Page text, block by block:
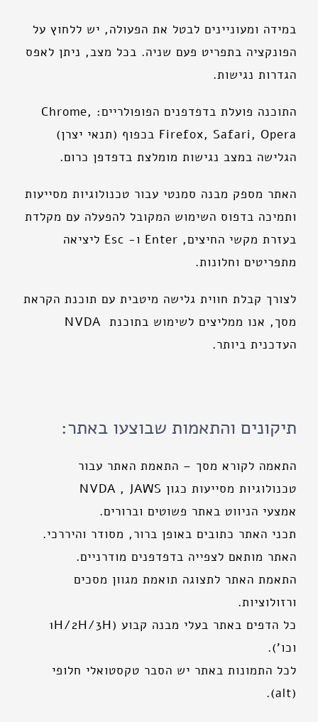
במידה ומעוניינים לבטל את הפעולה, יש ללחוץ על
הפונקציה בתפריט פעם שניה. בכל מצב, ניתן לאפס
הגדרות נגישות.
התוכנה פועלת בדפדפנים הפופולריים: Chrome,
Firefox, Safari, Opera בכפוף (תנאי יצרן)
הגלישה במצב נגישות מומלצת בדפדפן כרום.
האתר מספק מבנה סמנטי עבור טכנולוגיות מסייעות
ותמיכה בדפוס השימוש המקובל להפעלה עם מקלדת
בעזרת מקשי החיצים, Enter ו- Esc ליציאה
מתפריטים וחלונות.
לצורך קבלת חווית גלישה מיטבית עם תוכנת הקראת
מסך, אנו ממליצים לשימוש בתוכנת NVDA
העדכנית ביותר.
תיקונים והתאמות שבוצעו באתר:
התאמה לקורא מסך – התאמת האתר עבור
טכנולוגיות מסייעות כגון NVDA , JAWS
אמצעי הניווט באתר פשוטים וברורים.
תכני האתר כתובים באופן ברור, מסודר והיררכי.
האתר מותאם לצפייה בדפדפנים מודרניים.
התאמת האתר לתצוגה תואמת מגוון מסכים
ורזולוציות.
כל הדפים באתר בעלי מבנה קבוע (1H/2H/3H
וכו').
לכל התמונות באתר יש הסבר טקסטואלי חלופי
(alt).